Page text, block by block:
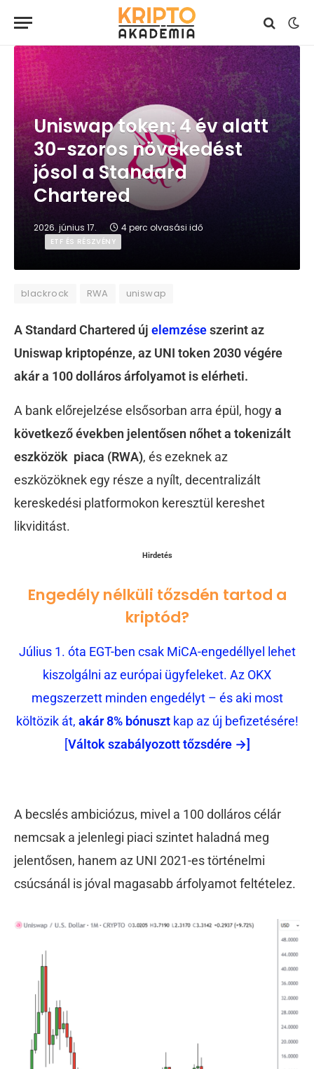
Uniswap token: 4 év alatt
30-szoros növekedést
jósol a Standard
Chartered
2026. június 17. 4 perc olvasási idő
ETF ÉS RÉSZVÉNY
blackrock RWA uniswap
A Standard Chartered új elemzéseszerint az
Uniswap kriptopénze, az UNI token 2030 végére
akár a 100 dolláros árfolyamot is elérheti.
A bank előrejelzése elsősorban arra épül, hogya
következő években jelentősen nőhet a tokenizált
eszközök piaca (RWA), és ezeknek az
eszközöknek egy része a nyílt, decentralizált
kereskedési platformokon keresztül kereshet
likviditást.
Hirdetés
Engedély nélküli tőzsdén tartod a
kriptód?
Július 1. óta EGT-ben csak MiCA-engedéllyel lehet
kiszolgálni az európai ügyfeleket. Az OKX
megszerzett minden engedélyt – és aki most
költözik át, akár 8% bónusztkap az új befizetésére!
[Váltok szabályozott tőzsdére →]
A becslés ambiciózus, mivel a 100 dolláros célár
nemcsak a jelenlegi piaci szintet haladná meg
jelentősen, hanem az UNI 2021-es történelmi
csúcsánál is jóval magasabb árfolyamot feltételez.